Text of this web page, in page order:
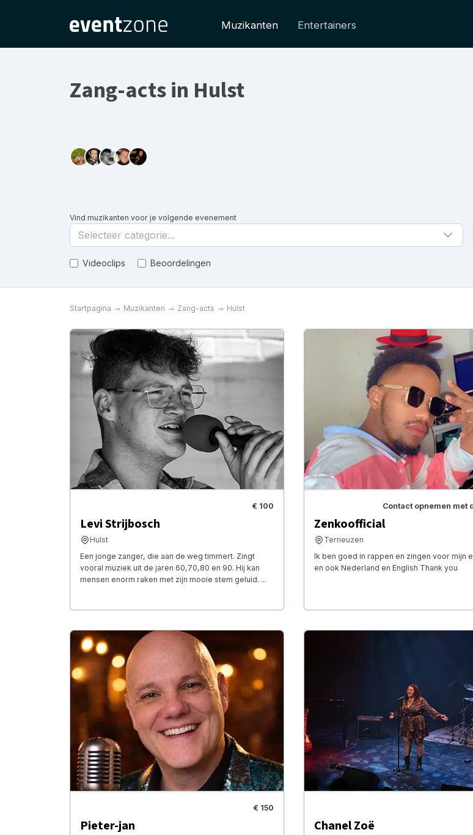
Muzikanten Entertainers
Zang-acts in Hulst
Vind muzikanten voor je volgende evenement
Selecteer categorie...
Videoclips Beoordelingen
Startpagina Muzikanten Zang-acts Hulst
€ 100
Levi Strijbosch
Hulst
Een jonge zanger, die aan de weg timmert. Zingt
vooral muziek uit de jaren 60,70,80 en 90. Hij kan
mensen enorm raken met zijn mooie stem geluid. ...
Contact opnemen met
Zenkoofficial
Terneuzen
Ik ben goed in rappen en zingen voor mijn
en ook Nederland en English Thank you
€ 150
Pieter-jan Chanel Zoë